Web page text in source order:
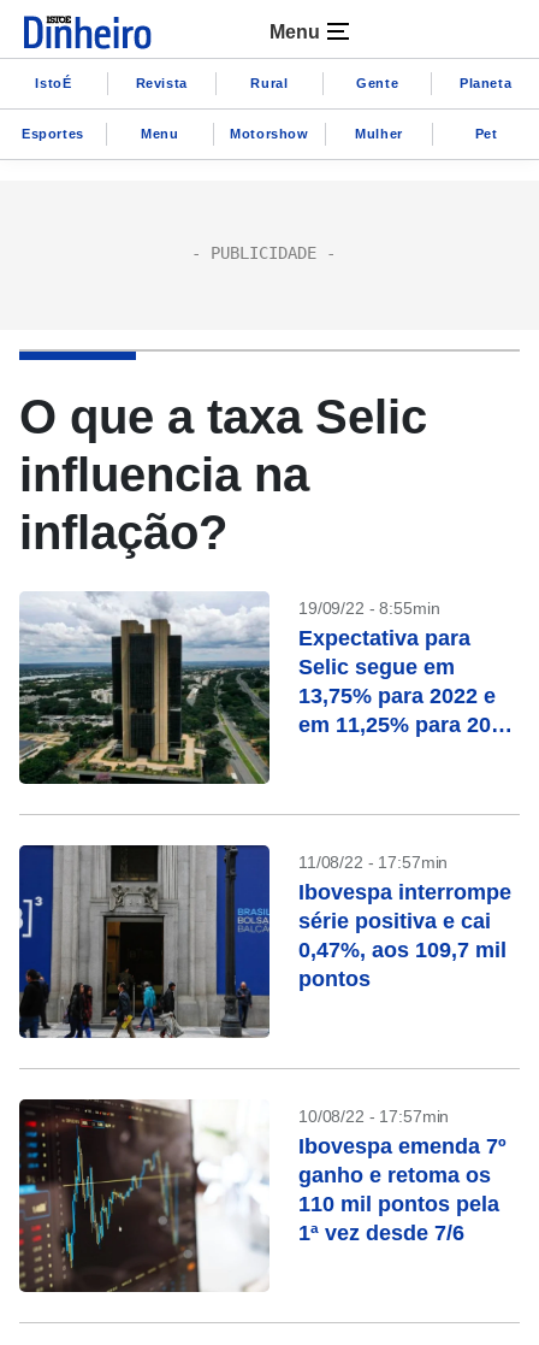
Menu
IstoÉ Revista Rural Gente Planeta
Esportes Menu Motorshow Mulher Pet
O que a taxa Selic
influencia na
inflação?
19/09/22 - 8:55min
Expectativa para
Selic segue em
13,75% para 2022 e
em 11,25% para 2023
11/08/22 - 17:57min
Ibovespa interrompe
série positiva e cai
0,47%, aos 109,7 mil
pontos
10/08/22 - 17:57min
Ibovespa emenda 7º
ganho e retoma os
110 mil pontos pela
1ª vez desde 7/6